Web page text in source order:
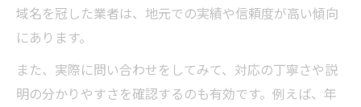
域名を冠した業者は、地元での実績や信頼度が高い傾向
にあります。
また、実際に問い合わせをしてみて、対応の丁寧さや説
明の分かりやすさを確認するのも有効です。例えば、年